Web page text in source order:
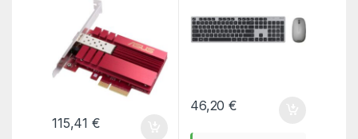
115,41€
46,20€